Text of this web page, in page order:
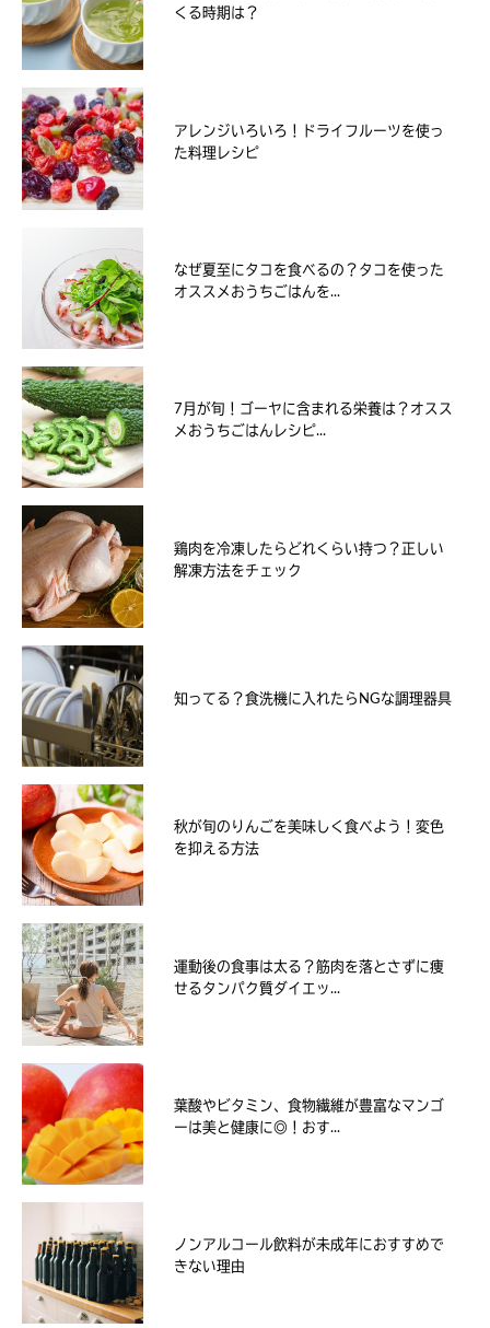
くる時期は？
アレンジいろいろ！ドライフルーツを使っ
た料理レシピ
なぜ夏至にタコを食べるの？タコを使った
オススメおうちごはんを...
7月が旬！ゴーヤに含まれる栄養は？オスス
メおうちごはんレシピ...
鶏肉を冷凍したらどれくらい持つ？正しい
解凍方法をチェック
知ってる？食洗機に入れたらNGな調理器具
秋が旬のりんごを美味しく食べよう！変色
を抑える方法
運動後の食事は太る？筋肉を落とさずに痩
せるタンパク質ダイエッ...
葉酸やビタミン、食物繊維が豊富なマンゴ
ーは美と健康に◎！おす...
ノンアルコール飲料が未成年におすすめで
きない理由